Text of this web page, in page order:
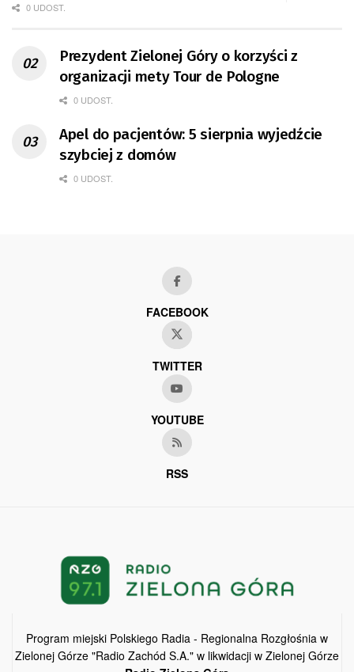
0 UDOST.
Prezydent Zielonej Góry o korzyści z
organizacji mety Tour de Pologne
0 UDOST.
Apel do pacjentów: 5 sierpnia wyjedźcie
szybciej z domów
0 UDOST.
FACEBOOK
TWITTER
YOUTUBE
RSS
Program miejski Polskiego Radia - Regionalna Rozgłośnia w
Zielonej Górze "Radio Zachód S.A." w likwidacji w Zielonej Górze